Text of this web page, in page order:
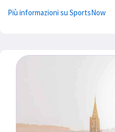
Più informazioni su SportsNow